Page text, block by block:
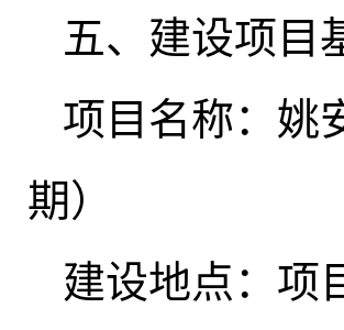
五、建设项目
项目名称：姚
期）
建设地点：项